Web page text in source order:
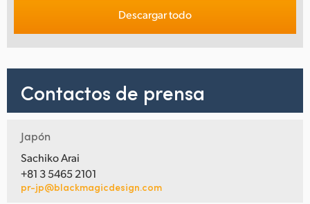
Descargar todo
Contactos de prensa
Japón
Sachiko Arai
+81 3 5465 2101
pr-jp@blackmagicdesign.com